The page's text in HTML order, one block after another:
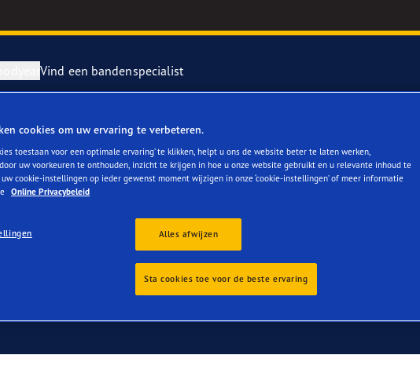
en vervangen van je banden
Performance 2
4Seasons GEN-3
Performance 3
Vind een bandenspecialist
55 R17
for all-round performance with a wide variety of surfaces and conditions.
rain, sleet, slush and even light snow.
cookies om uw ervaring te verbeteren.
toestaan voor een optimale ervaring’ te klikken, helpt u ons de website beter te laten werken,
uw voorkeuren te onthouden, inzicht te krijgen in hoe u onze website gebruikt en u relevante inhoud te
uw cookie-instellingen op ieder gewenst moment wijzigen in onze ‘cookie-instellingen’ of meer informatie
Online Privacybeleid
Alles afwijzen
Sta cookies toe voor de beste ervaring